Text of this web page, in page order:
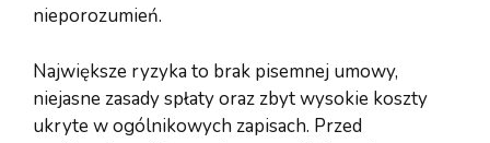
nieporozumień.
Największe ryzyka to brak pisemnej umowy,
niejasne zasady spłaty oraz zbyt wysokie koszty
ukryte w ogólnikowych zapisach. Przed